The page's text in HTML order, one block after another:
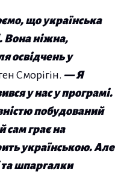
що українська
Вона ніжна,
освідчень у
Сморігін. — Я
у нас у програмі.
побудований
сам грає на
українською. Але
та шпаргалки